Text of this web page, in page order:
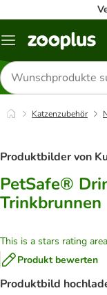
Menü
Produkte
suchen
Katzenzubehör
Produktbilder von
PetSafe®
Trinkbrunnen
This is a stars rating
Produkt bewerten
Produktbild